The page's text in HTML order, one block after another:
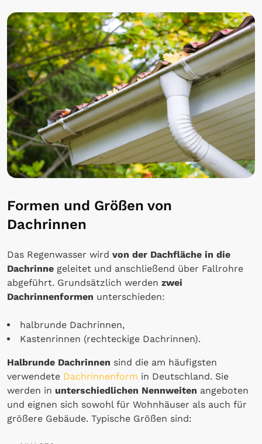
Formen und Größen von
Dachrinnen
Das Regenwasser wird von der Dachfläche in die
Dachrinne geleitet und anschließend über Fallrohre
abgeführt. Grundsätzlich werden zwei
Dachrinnenformen unterschieden:
halbrunde Dachrinnen,
Kastenrinnen (rechteckige Dachrinnen).
Halbrunde Dachrinnen sind die am häufigsten
verwendete Dachrinnenform in Deutschland. Sie
werden in unterschiedlichen Nennweiten angeboten
und eignen sich sowohl für Wohnhäuser als auch für
größere Gebäude. Typische Größen sind: